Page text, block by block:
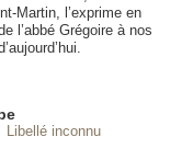
Martin, l’exprime en
l’abbé Grégoire à nos
Libellé inconnu